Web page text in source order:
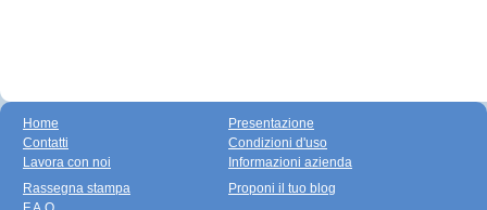
Home
Contatti
Lavora con noi
Presentazione
Condizioni d'uso
Informazioni azienda
Rassegna stampa
Proponi il tuo blog